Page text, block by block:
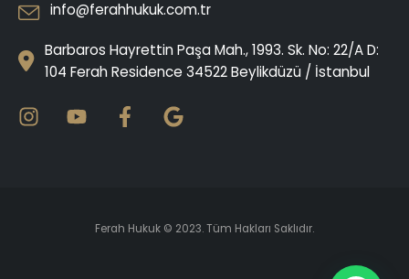
info@ferahhukuk.com.tr
Barbaros Hayrettin Paşa Mah., 1993. Sk. No: 22/A D:
104 Ferah Residence 34522 Beylikdüzü / İstanbul
Ferah Hukuk © 2023. Tüm Hakları Saklıdır.